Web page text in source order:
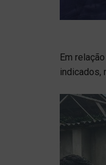
Em
indicados,